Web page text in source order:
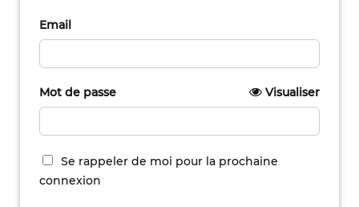
Email
Mot de passe Visualiser
Se rappeler de moi pour la prochaine
connexion